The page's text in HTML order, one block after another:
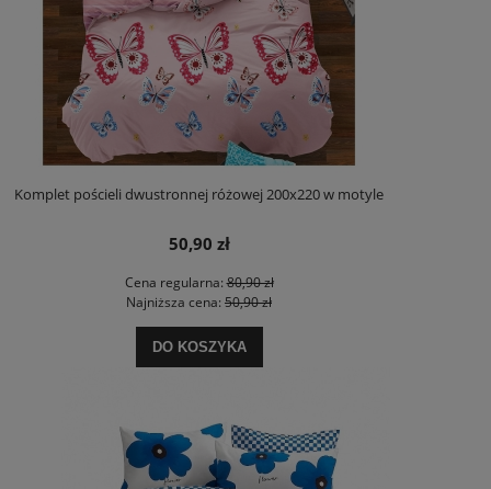
Komplet pościeli dwustronnej różowej 200x220 w motyle
50,90 zł
Cena regularna:80,90 zł
Najniższa cena: 50,90 zł
DO KOSZYKA